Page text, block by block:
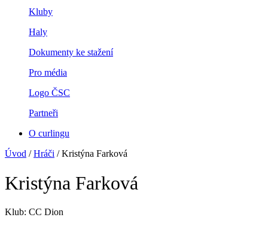
Kluby
Haly
Dokumenty ke stažení
Pro média
Logo ČSC
Partneři
O curlingu
Úvod /Hráči /Kristýna Farková
Kristýna Farková
Klub: CC Dion